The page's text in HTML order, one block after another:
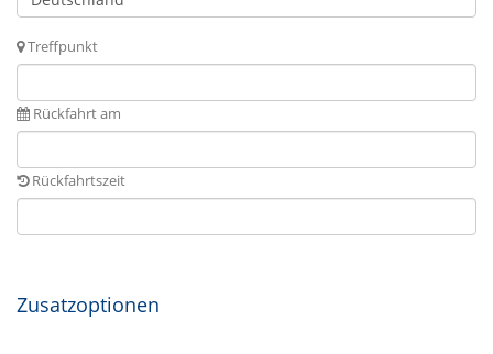
Treffpunkt
Rückfahrt am
Rückfahrtszeit
Zusatzoptionen